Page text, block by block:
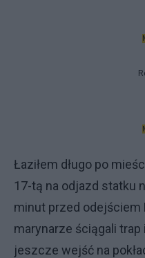
Łaziłem długo po
17-tą na odjazd statku
minut przed odejściem
marynarze ściągali trap
jeszcze wejść na